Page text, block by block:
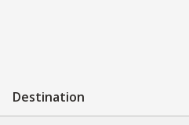
Destination